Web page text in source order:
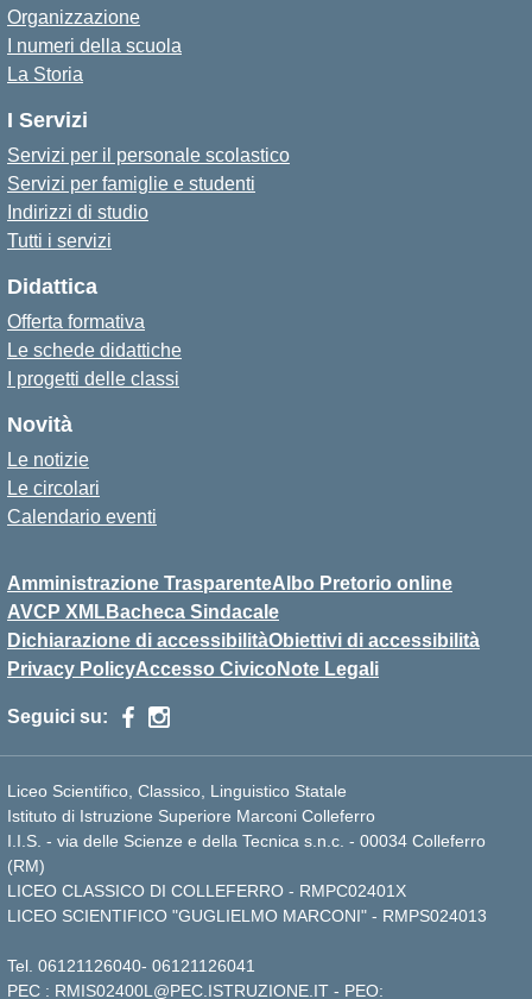
Organizzazione
I numeri della scuola
La Storia
I Servizi
Servizi per il personale scolastico
Servizi per famiglie e studenti
Indirizzi di studio
Tutti i servizi
Didattica
Offerta formativa
Le schede didattiche
I progetti delle classi
Novità
Le notizie
Le circolari
Calendario eventi
Amministrazione TrasparenteAlbo Pretorio online
AVCP XMLBacheca Sindacale
Dichiarazione di accessibilitàObiettivi di accessibilità
Privacy PolicyAccesso Civico Note Legali
Seguici su:
Liceo Scientifico, Classico, Linguistico Statale
Istituto di Istruzione Superiore Marconi Colleferro
I.I.S. - via delle Scienze e della Tecnica s.n.c. - 00034 Colleferro
(RM)
LICEO CLASSICO DI COLLEFERRO - RMPC02401X
LICEO SCIENTIFICO "GUGLIELMO MARCONI" - RMPS024013
Tel. 06121126040- 06121126041
PEC : RMIS02400L@PEC.ISTRUZIONE.IT - PEO: